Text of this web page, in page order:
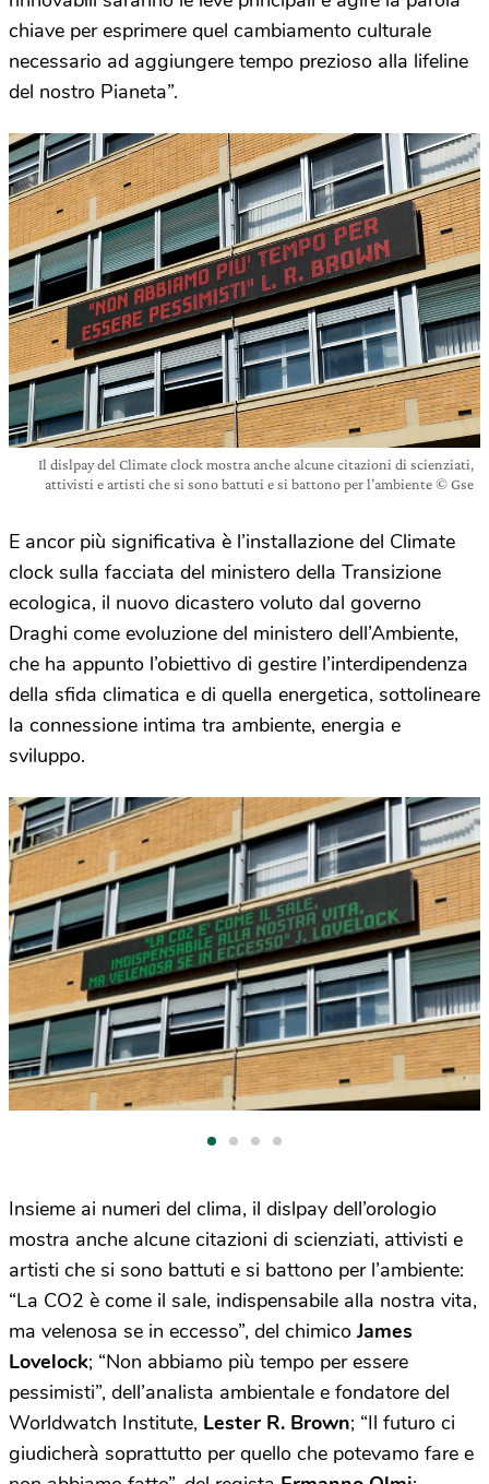
chiave per esprimere quel cambiamento culturale
necessario ad aggiungere tempo prezioso alla lifeline
del nostro Pianeta”.
Il dislpay del Climate clock mostra anche alcune citazioni di scienziati,
attivisti e artisti che si sono battuti e si battono per l’ambiente © Gse
E ancor più significativa è l’installazione del Climate
clock sulla facciata del ministero della Transizione
ecologica, il nuovo dicastero voluto dal governo
Draghi come evoluzione del ministero dell’Ambiente,
che ha appunto l’obiettivo di gestire l’interdipendenza
della sfida climatica e di quella energetica, sottolineare
la connessione intima tra ambiente, energia e
sviluppo.
Insieme ai numeri del clima, il dislpay dell’orologio
mostra anche alcune citazioni di scienziati, attivisti e
artisti che si sono battuti e si battono per l’ambiente:
“La CO2 è come il sale, indispensabile alla nostra vita,
ma velenosa se in eccesso”, del chimicoJames
Lovelock; “Non abbiamo più tempo per essere
pessimisti”, dell’analista ambientale e fondatore del
Worldwatch Institute, Lester R. Brown; “Il futuro ci
giudicherà soprattutto per quello che potevamo fare e